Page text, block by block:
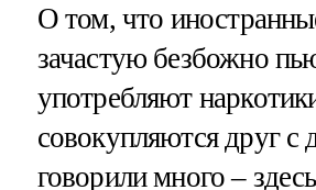
О том, что
зачастую безбожно
употребляют
совокупляются друг с
говорили много –